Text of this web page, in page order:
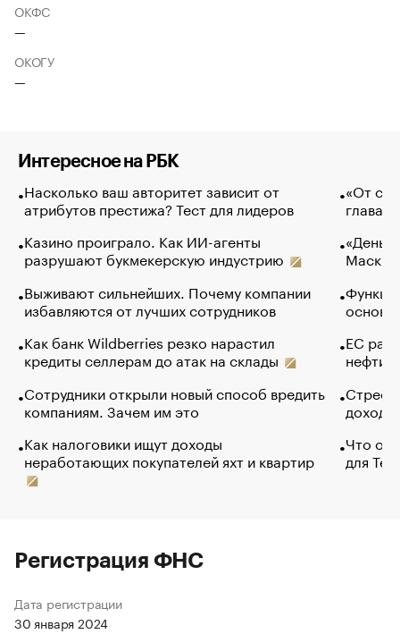
ОКФС
—
ОКОГУ
—
Интересное на РБК
Насколько ваш авторитет зависит от
атрибутов престижа? Тест для лидеров
Казино проиграло. Как ИИ-агенты
разрушают букмекерскую индустрию
Выживают сильнейших. Почему компании
избавляются от лучших сотрудников
Как банк Wildberries резко нарастил
кредиты селлерам до атак на склады
Сотрудники открыли новый способ вредить
компаниям. Зачем им это
Как налоговики ищут доходы
неработающих покупателей яхт и квартир
«От
глава
Маск в
основ
ЕС
нефти
Что
для
Регистрация ФНС
Дата регистрации
30 января 2024